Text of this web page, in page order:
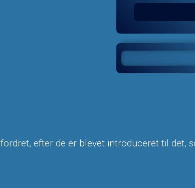
efter de er blevet introduceret til det,